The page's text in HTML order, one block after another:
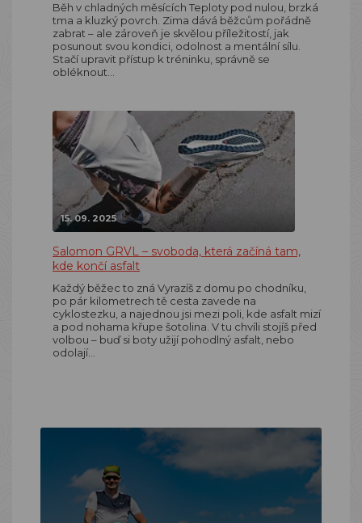
Běh v chladných měsících Teploty pod nulou, brzká
tma a kluzký povrch. Zima dává běžcům pořádně
zabrat – ale zároveň je skvělou příležitostí, jak
posunout svou kondici, odolnost a mentální sílu.
Stačí upravit přístup k tréninku, správně se
obléknout…
15. 09. 2025
Salomon GRVL – svoboda, která začíná tam,
kde končí asfalt
Každý běžec to zná Vyrazíš z domu po chodníku,
po pár kilometrech tě cesta zavede na
cyklostezku, a najednou jsi mezi poli, kde asfalt mizí
a pod nohama křupe šotolina. V tu chvíli stojíš před
volbou – buď si boty užijí pohodlný asfalt, nebo
odolají…